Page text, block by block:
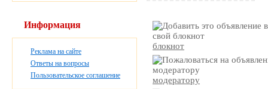
блокнот
модератору
Информация
Реклама на сайте
Ответы на вопросы
Пользовательское соглашение